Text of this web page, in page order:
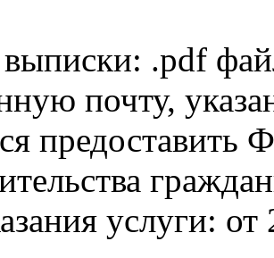
.pdf
почту,
услуги: от